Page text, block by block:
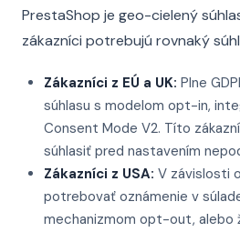
PrestaShop je geo-cielený
zákazníci potrebujú rovnaký
Zákazníci z EÚ a UK: Plne
súhlasu s modelom opt-in,
Consent Mode V2. Títo
súhlasiť pred nastavením
Zákazníci z USA: V závislosti
potrebovať oznámenie v
mechanizmom opt-out, alebo